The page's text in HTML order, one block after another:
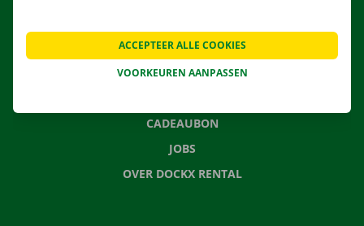
CONTACTEER ONS
VEELGESTELDE VRAGEN
CADEAUBON
JOBS
OVER DOCKX RENTAL
VOORKEUREN AANPASSEN
ACCEPTEER ALLE COOKIES